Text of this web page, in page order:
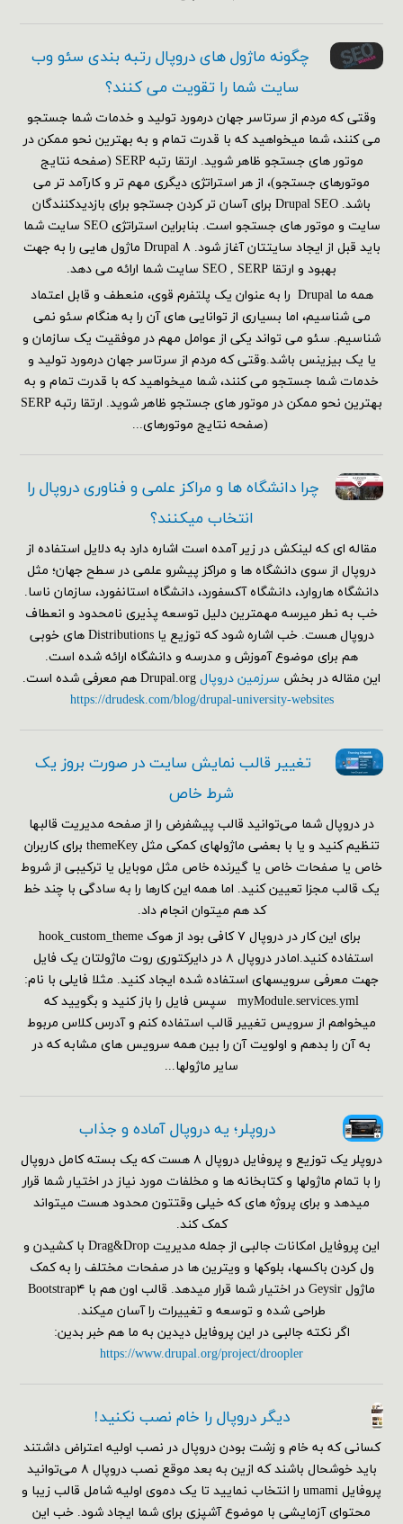
چگونه ماژول های دروپال رتبه بندی سئو وب
سایت شما را تقویت می کنند؟
وقتی که مردم از سرتاسر جهان درمورد تولید و خدمات شما جستجو
می کنند، شما میخواهید که با قدرت تمام و به بهترین نحو ممکن در
موتور های جستجو ظاهر شوید. ارتقا رتبه SERP (صفحه نتایج
موتورهای جستجو)، از هر استراتژی دیگری مهم تر و کارآمد تر می
باشد. Drupal SEO برای آسان تر کردن جستجو برای بازدیدکنندگان
سایت و موتور های جستجو است. بنابراین استراتژی SEO سایت شما
باید قبل از ایجاد سایتتان آغاز شود. Drupal ۸ ماژول هایی را به جهت
بهبود و ارتقا SEO , SERP سایت شما ارائه می دهد.
همه ما Drupal را به عنوان یک پلتفرم قوی، منعطف و قابل اعتماد
می شناسیم، اما بسیاری از توانایی های آن را به هنگام سئو نمی
شناسیم. سئو می تواند یکی از عوامل مهم در موفقیت یک سازمان و
یا یک بیزینس باشد.وقتی که مردم از سرتاسر جهان درمورد تولید و
خدمات شما جستجو می کنند، شما میخواهید که با قدرت تمام و به
بهترین نحو ممکن در موتور های جستجو ظاهر شوید. ارتقا رتبه SERP
(صفحه نتایج موتورهای...
چرا دانشگاه ها و مراکز علمی و فناوری دروپال را
انتخاب میکنند؟
مقاله ای که لینکش در زیر آمده است اشاره دارد به دلایل استفاده از
دروپال از سوی دانشگاه ها و مراکز پیشرو علمی در سطح جهان؛ مثل
دانشگاه هاروارد، دانشگاه آکسفورد، دانشگاه استانفورد، سازمان ناسا.
خب به نطر میرسه مهمترین دلیل توسعه پذیری نامحدود و انعطاف
دروپال هست. خب اشاره شود که توزیع یا Distributions های خوبی
هم برای موضوع آموزش و مدرسه و دانشگاه ارائه شده است.
این مقاله در بخش سرزمین دروپالDrupal.org هم معرفی شده است.
https://drudesk.com/blog/drupal-university-websites
تغییر قالب نمایش سایت در صورت بروز یک
شرط خاص
در دروپال شما می‌توانید قالب پیشفرض را از صفحه مدیریت قالبها
تنظیم کنید و یا با بعضی ماژولهای کمکی مثل themeKey برای کاربران
خاص یا صفحات خاص یا گیرنده خاص مثل موبایل یا ترکیبی از شروط
یک قالب مجزا تعیین کنید. اما همه این کارها را به سادگی با چند خط
کد هم می‎توان انجام داد.
برای این کار در دروپال ۷ کافی بود از هوک hook_custom_theme
استفاده کنید.امادر دروپال ۸ در دایرکتوری روت ماژولتان یک فایل
جهت معرفی سرویسهای استفاده شده ایجاد کنید. مثلا فایلی با نام:
myModule.services.yml سپس فایل را باز کنید و بگویید که
میخواهم از سرویس تغییر قالب استفاده کنم و آدرس کلاس مربوط
به آن را بدهم و اولویت آن را بین همه سرویس های مشابه که در
سایر ماژولها...
دروپلر؛ یه دروپال آماده و جذاب
دروپلر یک توزیع و پروفایل دروپال ۸ هست که یک بسته کامل دروپال
را با تمام ماژولها و کتابخانه ها و مخلفات مورد نیاز در اختیار شما قرار
میدهد و برای پروژه های که خیلی وقتتون محدود هست میتواند
کمک کند.
این پروفایل امکانات جالبی از جمله مدیریت Drag&Drop با کشیدن و
ول کردن باکسها، بلوکها و ویترین ها در صفحات مختلف را به کمک
ماژول Geysir در اختیار شما قرار میدهد. قالب اون هم با Bootstrap۴
طراحی شده و توسعه و تغییرات را آسان میکند.
اگر نکته جالبی در این پروفایل دیدین به ما هم خبر بدین:
https://www.drupal.org/project/droopler
دیگر دروپال را خام نصب نکنید!
کسانی که به خام و زشت بودن دروپال در نصب اولیه اعتراض داشتند
باید خوشحال باشند که ازین به بعد موقع نصب دروپال ۸ می‌توانید
پروفایل umami را انتخاب نمایید تا یک دموی اولیه شامل قالب زیبا و
محتوای آزمایشی با موضوع آشپزی برای شما ایجاد شود. خب این